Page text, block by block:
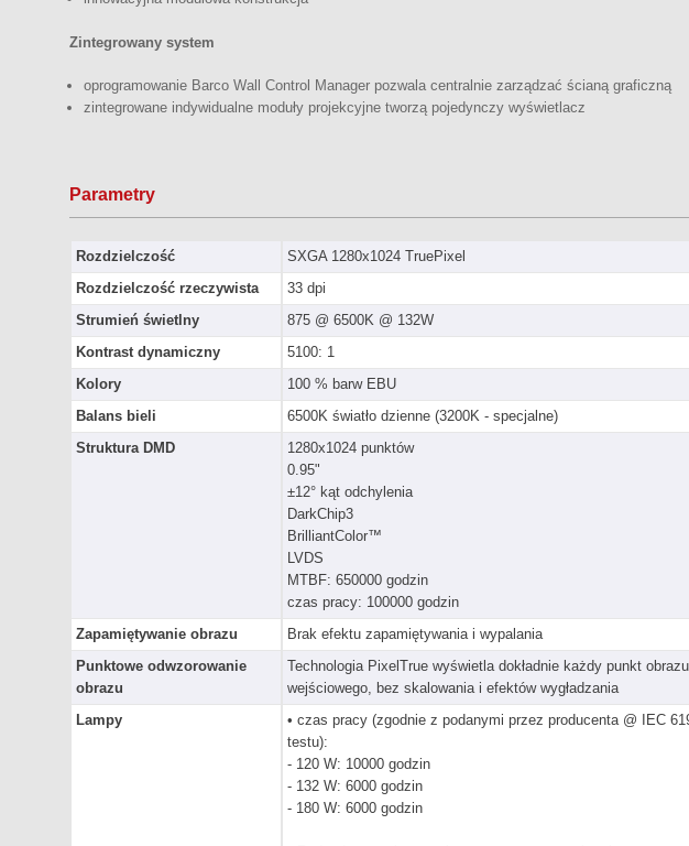
Zintegrowany system
oprogramowanie Barco Wall Control Manager pozwala centralnie zarządzać ścianą graficzną
zintegrowane indywidualne moduły projekcyjne tworzą pojedynczy wyświetlacz
Parametry
Rozdzielczość
SXGA 1280x1024 TruePixel
Rozdzielczość rzeczywista
33 dpi
Strumień świetlny
875 @ 6500K @ 132W
Kontrast dynamiczny
5100: 1
Kolory
100 % barw EBU
Balans bieli
6500K światło dzienne (3200K - specjalne)
Struktura DMD
1280x1024 punktów
0.95"
±12° kąt odchylenia
DarkChip3
BrilliantColor™
LVDS
MTBF: 650000 godzin
czas pracy: 100000 godzin
Zapamiętywanie obrazu
Brak efektu zapamiętywania i wypalania
Punktowe odwzorowanie
obrazu
Technologia PixelTrue wyświetla dokładnie każdy punkt
wejściowego, bez skalowania i efektów wygładzania
Lampy
• czas pracy (zgodnie z podanymi przez producenta @ IEC
testu):
- 120 W: 10000 godzin
- 132 W: 6000 godzin
- 180 W: 6000 godzin